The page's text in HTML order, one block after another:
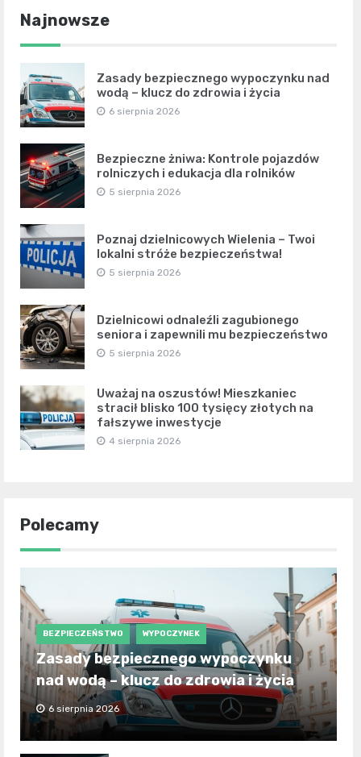
Najnowsze
Zasady bezpiecznego wypoczynku nad
wodą – klucz do zdrowia i życia
6 sierpnia 2026
Bezpieczne żniwa: Kontrole pojazdów
rolniczych i edukacja dla rolników
5 sierpnia 2026
Poznaj dzielnicowych Wielenia – Twoi
lokalni stróże bezpieczeństwa!
5 sierpnia 2026
Dzielnicowi odnaleźli zagubionego
seniora i zapewnili mu bezpieczeństwo
5 sierpnia 2026
Uważaj na oszustów! Mieszkaniec
stracił blisko 100 tysięcy złotych na
fałszywe inwestycje
4 sierpnia 2026
Polecamy
BEZPIECZEŃSTWO WYPOCZYNEK
Zasady bezpiecznego wypoczynku
nad wodą – klucz do zdrowia i życia
6 sierpnia 2026